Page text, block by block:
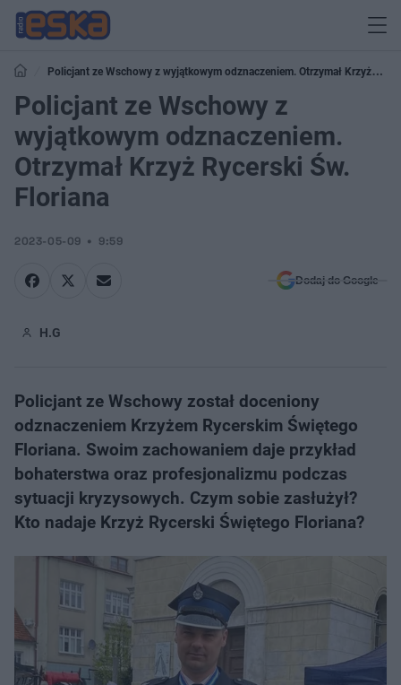
Policjant ze Wschowy z wyjątkowym odznaczeniem. Otrzymał Krzyż
Rycerski Św. Floriana
Policjant ze Wschowy z
wyjątkowym odznaczeniem.
Otrzymał Krzyż Rycerski Św.
Floriana
2023-05-09 9:59
Dodaj do Google
H.G
Policjant ze Wschowy został doceniony
odznaczeniem Krzyżem Rycerskim Świętego
Floriana. Swoim zachowaniem daje przykład
bohaterstwa oraz profesjonalizmu podczas
sytuacji kryzysowych. Czym sobie zasłużył?
Kto nadaje Krzyż Rycerski Świętego Floriana?